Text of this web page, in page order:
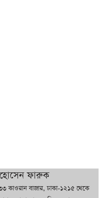
জামিন বাতিল করতে ল
সরকারফারুক
কাওরান বাজার, ঢাকা-১২১৫ থেকে